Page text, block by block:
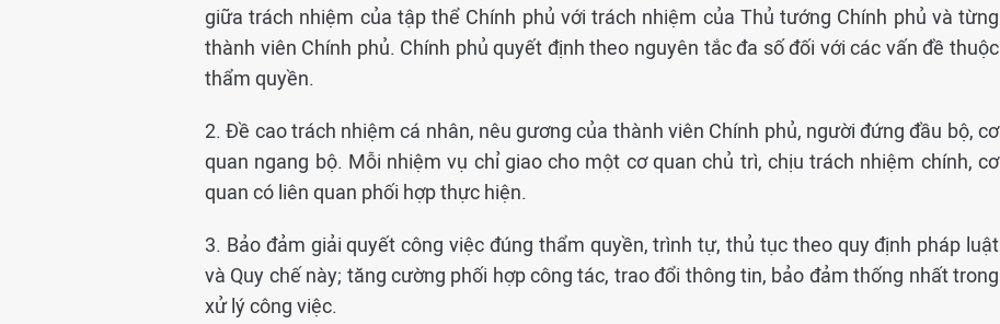
giữa trách nhiệm của tập thể Chính phủ với trách nhiệm của Thủ tướng Chính phủ và từng
thành viên Chính phủ. Chính phủ quyết định theo nguyên tắc đa số đối với các vấn đề thuộc
thẩm quyền.
2. Đề cao trách nhiệm cá nhân, nêu gương của thành viên Chính phủ, người đứng đầu bộ, cơ
quan ngang bộ. Mỗi nhiệm vụ chỉ giao cho một cơ quan chủ trì, chịu trách nhiệm chính, cơ
quan có liên quan phối hợp thực hiện.
3. Bảo đảm giải quyết công việc đúng thẩm quyền, trình tự, thủ tục theo quy định pháp luật
và Quy chế này; tăng cường phối hợp công tác, trao đổi thông tin, bảo đảm thống nhất trong
xử lý công việc.